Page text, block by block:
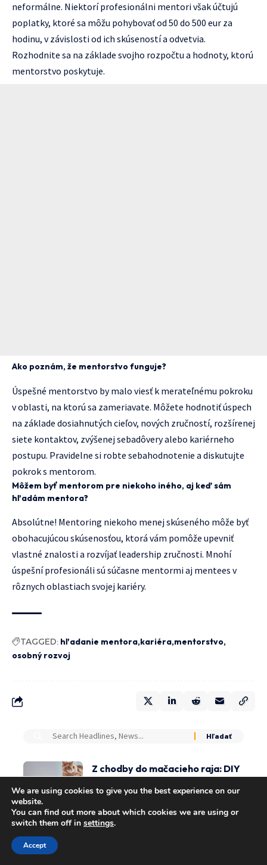
neformálne. Niektorí profesionálni mentori však účtujú
poplatky, ktoré sa môžu pohybovať od 50 do 500 eur za
hodinu, v závislosti od ich skúseností a odvetvia.
Rozhodnite sa na základe svojho rozpočtu a hodnoty, ktorú
mentorstvo poskytuje.
Ako poznám, že mentorstvo funguje?
Úspešné mentorstvo by malo viesť k merateľnému pokroku
v oblasti, na ktorú sa zameriavate. Môžete hodnotiť úspech
na základe dosiahnutých cieľov, nových zručností, rozšírenej
siete kontaktov, zvýšenej sebadôvery alebo kariérneho
postupu. Pravidelne si robte sebahodnotenie a diskutujte
pokrok s mentorom.
Môžem byť mentorom pre niekoho iného, aj keď sám
hľadám mentora?
Absolútne! Mentoring niekoho menej skúseného môže byť
obohacujúcou skúsenosťou, ktorá vám pomôže upevniť
vlastné znalosti a rozvíjať leadership zručnosti. Mnohí
úspešní profesionáli sú súčasne mentormi aj mentees v
rôznych oblastiach svojej kariéry.
TAGGED: hľadanie mentora kariéra mentorstvo
osobný rozvoj
Z chodby do mačacieho raja: DIY
Slivka MIRABELKA v črepníku –
We are using cookies to give you the best experience on our
website.
You can find out more about which cookies we are using or
switch them off in settings.
Accept